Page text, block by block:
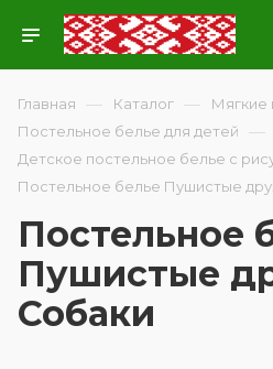
Главная — Каталог — Мягкие
Постельное белье для детей —
Детское постельное белье с
Постельное белье Пушистые
Постельное
Пушистые
Собаки